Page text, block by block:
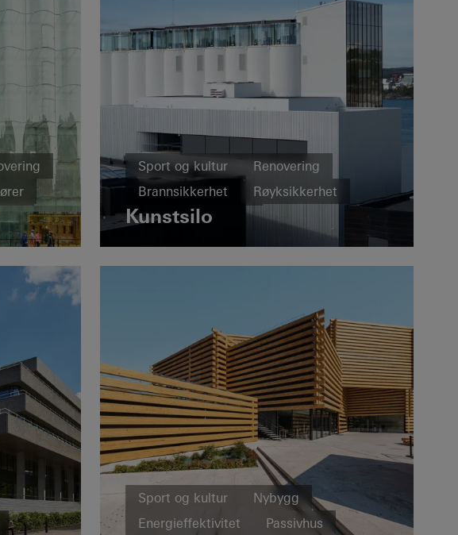
Sport og kultur
Renovering
Brannsikkerhet
Røyksikkerhet
Design og estetikk
Fasader
Skyve- og foldedører
Kunstsilo
Sport og kultur
Nybygg
Energieffektivitet
Passivhus